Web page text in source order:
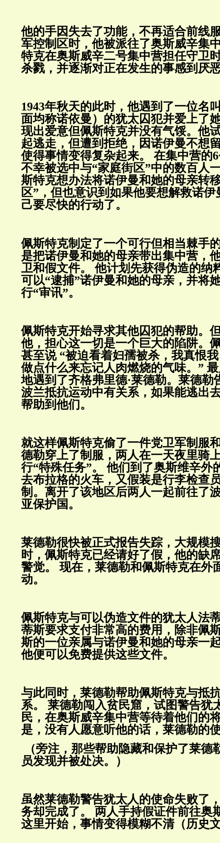
他的手因失去了功能，不再适合前线
军控制区时，他被派往了奥斯威辛集
特克在奥斯威辛二号集中营担任守卫
杀戮，并逐渐对正在发生的事感到厌
1943年秋天的此时，他遇到了一位名
面均称诺依曼）的犹太囚犯并爱上了
现出爱意但佩斯特克并没有气馁。他
起逃走，但遭到拒绝，因诺伊曼不想
使得事情变得复杂起来。
在集中营的6
不幸被选中与“家庭街区”中的数百人
斯特克想办法将诺伊曼和她的母亲转
区”，但也意识到如果他要想解救诺
己要尽快的行动了。
佩斯特克制定了一个可行但相当棘手
是把诺伊曼和她的母亲带出集中营，
卫和假文件。
他计划先获得伪造的纳
可以“逮捕”诺伊曼和她的母亲，并将
行“审讯”。
佩斯特克开始寻求其他囚犯的帮助。
他，担心这一切是一个巨大的陷阱。
甚至说 “被迫看着妇孺被杀，我真恨
做点什么来忘记人肉燃烧的气味。”
地遇到了齐格弗里德·莱德勒。莱德勒
波兰抵抗运动中有关系，如果能逃出
帮助到他们。
就这样佩斯特克偷了一件党卫军制服
德勒穿上了制服，两人在一天夜里骑
行“特殊任务”。
他们到了奥斯维辛外
去布拉格的火车，又假装是行李检查
制。离开了该地区后两人一起前往了
亚保护国。
莱德勒很快被正式报告失踪，大规模
时，佩斯特克已经请好了假，他的缺
警觉。
现在，莱德勒和佩斯特克在外
动。
佩斯特克与可以伪造文件的犹太人法
蒂斯要求支付非常高的费用，除非佩
斯的一位亲属与诺伊曼和她的母亲一
他便可以免费提供这些文件。
与此同时，莱德勒帮助佩斯特克与抵
系。
莱德勒闯入贫民窟，试图警告犹
民，在奥斯威辛集中营等待着他们的
是，没有人愿意听他的话，莱德勒的
（旁注，那些帮助隐藏和保护了莱德
员发现并被处决。）
虽然莱德勒警告犹太人的使命失败了
务却完成了。
两人手持假证件前往奥
这里开始，事情变得模糊不清（历史